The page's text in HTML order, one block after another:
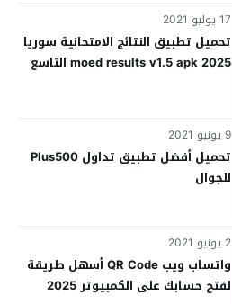
17 يوليو 2021
تحميل تطبيق النتائج الامتحانية سوريا
2025 moed results v1.5 apk التاسع
9 يونيو 2021
تحميل أفضل تطبيق تداول Plus500
للجوال
2 يونيو 2021
واتساب ويب QR Code أسهل طريقة
لفتح حسابك على الكمبيوتر 2025